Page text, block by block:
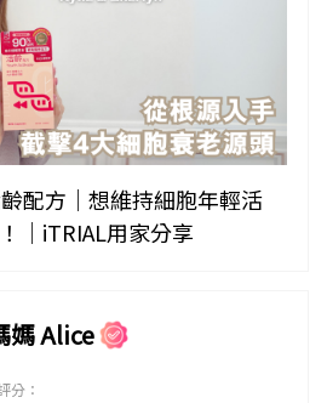
配方｜想維持細胞年輕活
｜iTRIAL用家分享
媽 Alice
分：